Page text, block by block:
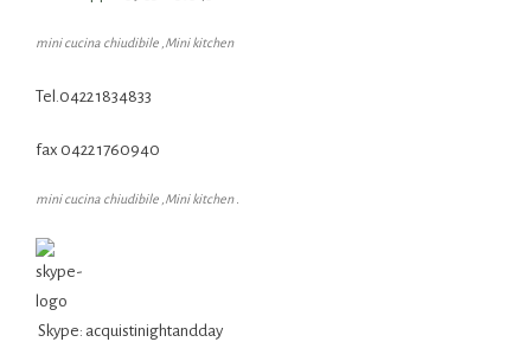
mini cucina chiudibile ,Mini kitchen
Tel.0422 1834833
fax 0422 1760940
mini cucina chiudibile ,Mini kitchen .
Skype: acquistinightandday